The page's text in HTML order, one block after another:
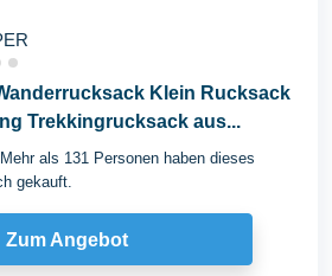
Klein Rucksack
Trekkingrucksack aus...
Mehr als 131 Personen haben dieses
gekauft.
Zum Angebot